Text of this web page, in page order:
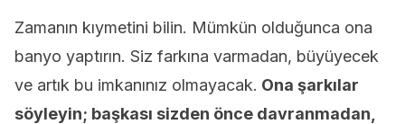
Zamanın kıymetini bilin. Mümkün olduğunca ona
banyo yaptırın. Siz farkına varmadan, büyüyecek
ve artık bu imkanınız olmayacak. Ona şarkılar
söyleyin; başkası sizden önce davranmadan,